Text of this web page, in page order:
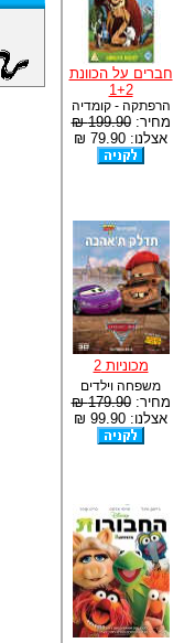
חברים על הכוונת
1+2
הרפתקה - קומדיה
מחיר:199.90 ₪
אצלנו: 79.90 ₪
מכוניות 2
משפחה וילדים
מחיר:179.90 ₪
אצלנו: 99.90 ₪